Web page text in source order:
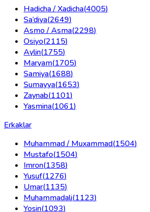
Hadicha / Xadicha(4005)
Sa’diya(2649)
Asmo / Asma(2298)
Osiyo(2115)
Aylin(1755)
Maryam(1705)
Samiya(1688)
Sumayya(1653)
Zaynab(1101)
Yasmina(1061)
Erkaklar
Muhammad / Muxammad(1504)
Mustafo(1504)
Imron(1358)
Yusuf(1276)
Umar(1135)
Muhammadali(1123)
Yosin(1093)